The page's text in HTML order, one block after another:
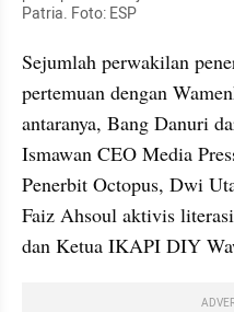
Patria. Foto: ESP
Sejumlah perwakilan
pertemuan dengan
antaranya, Bang Danuri
Ismawan CEO Media
Penerbit Octopus, Dwi
Faiz Ahsoul aktivis
dan Ketua IKAPI DIY